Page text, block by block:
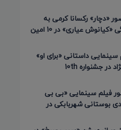
«دچار» رکسانا کرمی به
تهیه کنندگی «کیانوش عیاری» در 10 امین
داستانی «برای او»
حمید زرگرنژاد در جشنواره 10th
فیلم سینمایی «بی بی
بوستانی شهربابکی در